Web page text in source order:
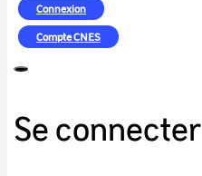
Connexion
CompteCNES
Se connecter